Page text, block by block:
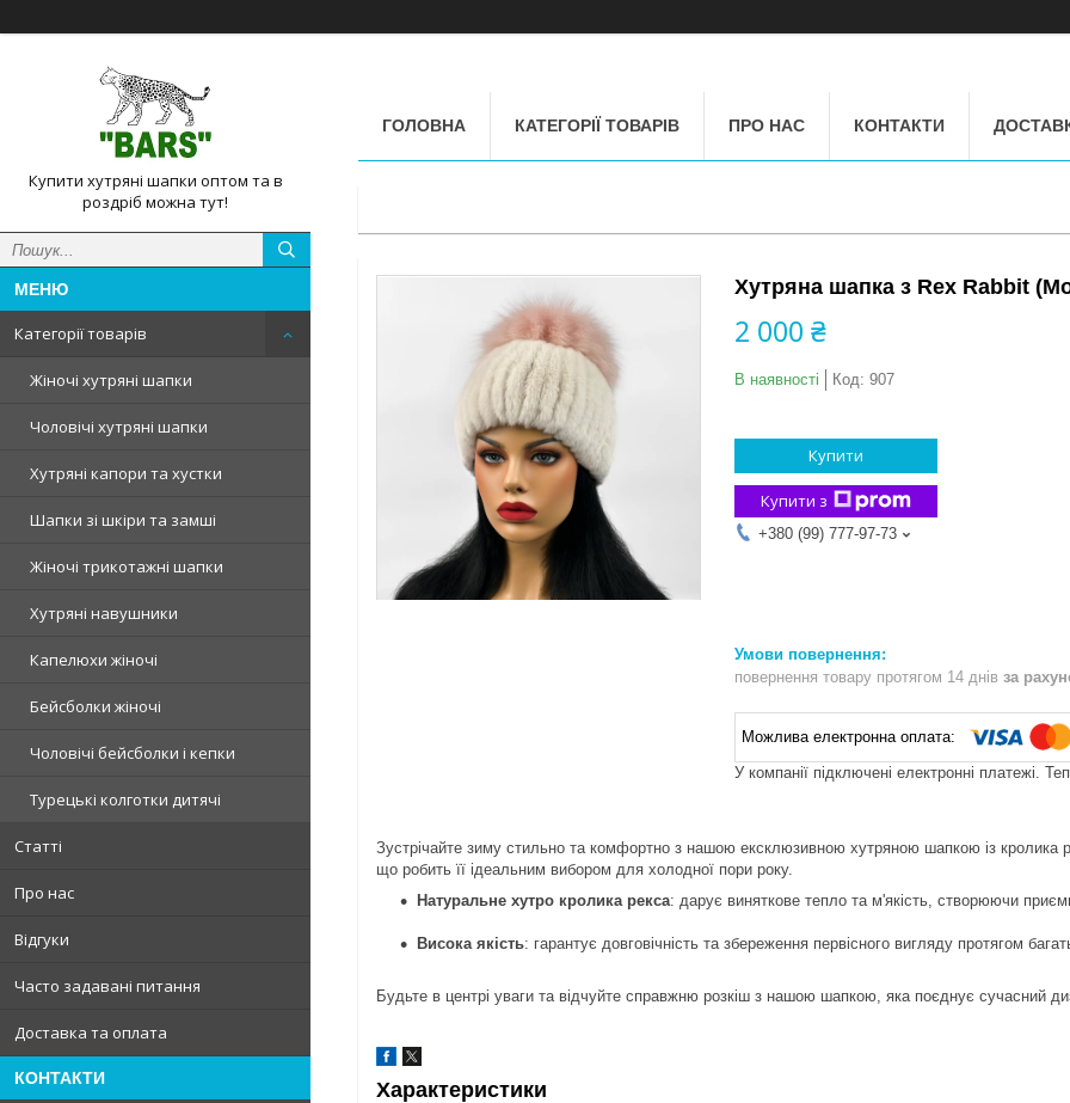
Купити хутряні шапки оптом та в
роздріб можна тут!
Категорії товарів
Жіночі хутряні шапки
Чоловічі хутряні шапки
Хутряні капори та хустки
Шапки зі шкіри та замші
Жіночі трикотажні шапки
Хутряні навушники
Капелюхи жіночі
Бейсболки жіночі
Чоловічі бейсболки і кепки
Турецькі колготки дитячі
Статті
Про нас
Відгуки
Часто задавані питання
Доставка та оплата
КОНТАКТИ
ГОЛОВНА КАТЕГОРІЇ ТОВАРІВ ПРО НАС КОНТАКТИ
Хутряна шапка з Rex Rabbit
2 000 ₴
В наявності Код: 907
Купити
Купити з
+380 (99) 777-97-73
повернення товару протягом 14 днів за
У компанії підключені електронні платежі.
Зустрічайте зиму стильно та комфортно з нашою ексклюзивною хутряною шапкою із кролика
що робить її ідеальним вибором для холодної пори року.
Натуральне хутро кролика рекса: дарує виняткове тепло та м'якість, створюючи
Висока якість: гарантує довговічність та збереження первісного вигляду протягом
Будьте в центрі уваги та відчуйте справжню розкіш з нашою шапкою, яка поєднує сучасний
Характеристики